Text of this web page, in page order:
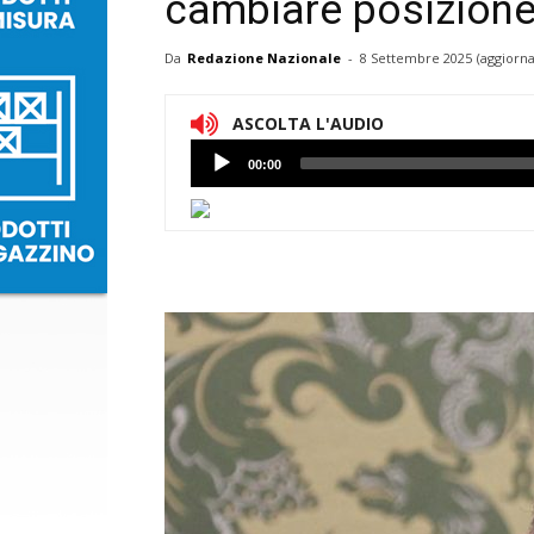
cambiare
Da Redazione Nazionale - 8 Settembre 2025
ASCOLTA L'AUDIO
Lettore
Audio
00:00